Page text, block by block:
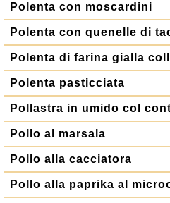
Polenta con moscardini
Polenta con quenelle di
Polenta di farina gialla
Polenta pasticciata
Pollastra in umido col
Pollo al marsala
Pollo alla cacciatora
Pollo alla paprika al